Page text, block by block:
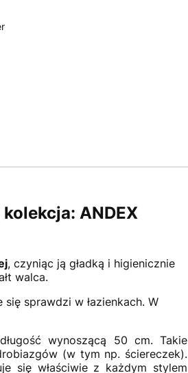
ANDEX
, czyniąc ją gładką i higienicznie
walca.
sprawdzi w łazienkach. W
wynoszącą 50 cm. Takie
(w tym np. ściereczek).
się właściwie z każdym stylem